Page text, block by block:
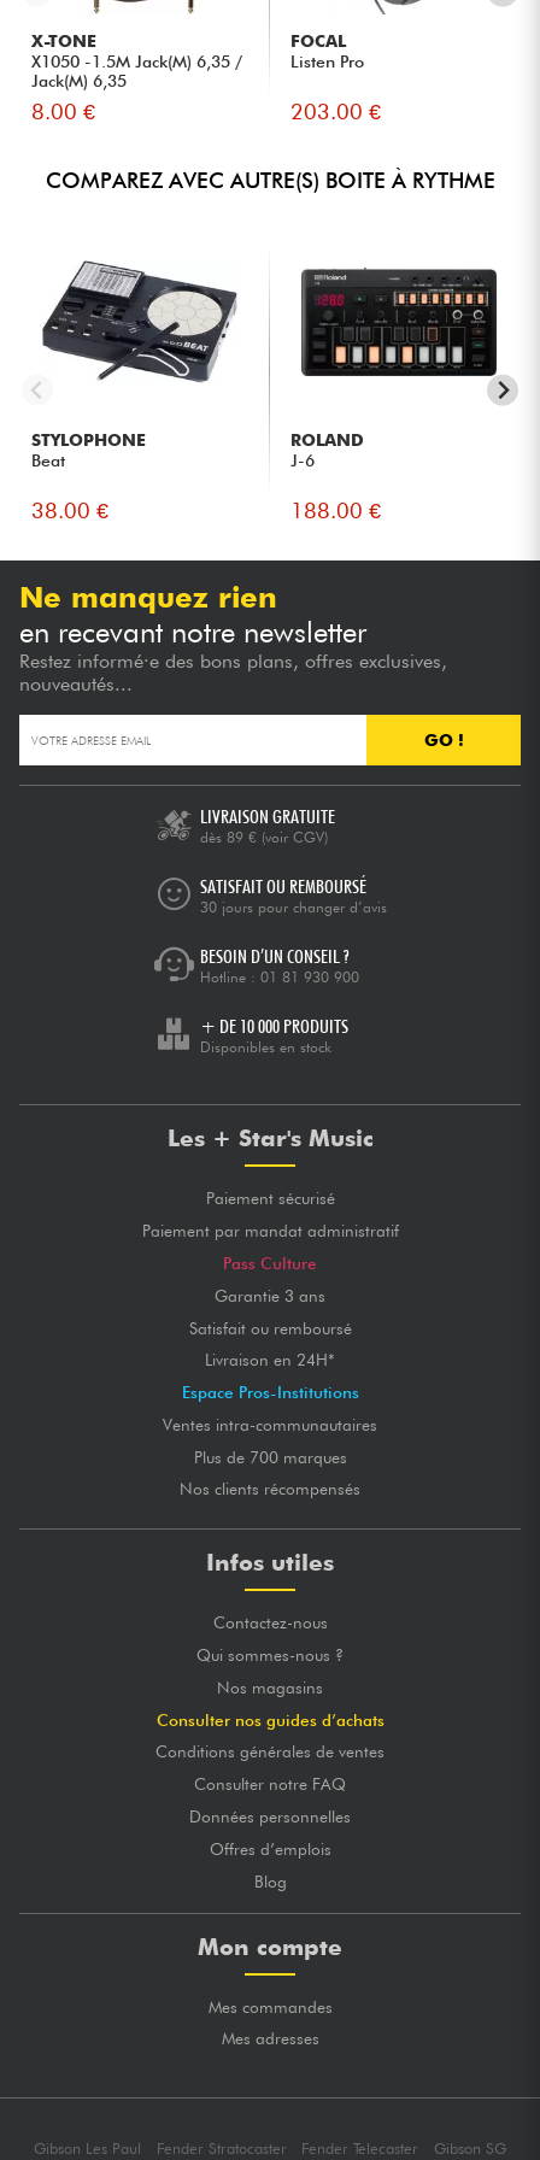
X-TONE
X1050 -1.5M Jack(M) 6,35 /
Jack(M) 6,35
8.00 €
FOCAL
Listen Pro
203.00 €
COMPAREZ AVEC AUTRE(S) BOITE À RYTHME
STYLOPHONE
Beat
38.00 €
ROLAND
J-6
188.00 €
Ne manquez rien
en recevant notre newsletter
Restez informé·e des bons plans, offres exclusives,
nouveautés...
GO !
LIVRAISON GRATUITE
dès 89 € (voir CGV)
SATISFAIT OU REMBOURSÉ
30 jours pour changer d’avis
BESOIN D’UN CONSEIL ?
Hotline : 01 81 930 900
+ DE 10 000 PRODUITS
Disponibles en stock
Les + Star's Music
Paiement sécurisé
Paiement par mandat administratif
Pass Culture
Garantie 3 ans
Satisfait ou remboursé
Livraison en 24H*
Espace Pros-Institutions
Ventes intra-communautaires
Plus de 700 marques
Nos clients récompensés
Infos utiles
Contactez-nous
Qui sommes-nous ?
Nos magasins
Consulter nos guides d’achats
Conditions générales de ventes
Consulter notre FAQ
Données personnelles
Offres d’emplois
Blog
Mon compte
Mes commandes
Mes adresses
Gibson Les Paul Fender Stratocaster Fender Telecaster Gibson SG